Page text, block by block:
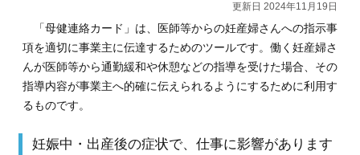
更新日 2024年11月19日
「母健連絡カード」は、医師等からの妊産婦さんへの指示事
項を適切に事業主に伝達するためのツールです。働く妊産婦さ
んが医師等から通勤緩和や休憩などの指導を受けた場合、その
指導内容が事業主へ的確に伝えられるようにするために利用す
るものです。
妊娠中・出産後の症状で、仕事に影響があります